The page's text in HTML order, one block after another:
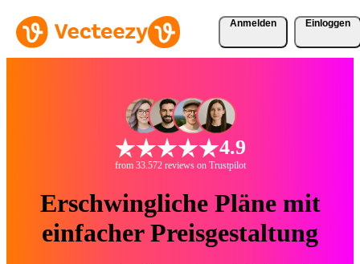
Anmelden Einloggen
4.9
from 33.572 reviews on Trustpilot
Erschwingliche Pläne mit
einfacher Preisgestaltung